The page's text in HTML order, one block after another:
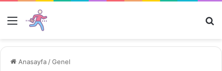
Menü
Anasayfa /Genel